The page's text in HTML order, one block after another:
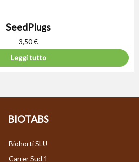
SeedPlugs
3,50€
Leggi tutto
BIOTABS
Biohorti SLU
Carrer Sud 1